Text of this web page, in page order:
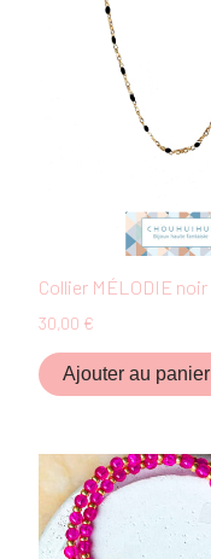
Collier MÉLODIE noir
30,00 €
Ajouter au panier